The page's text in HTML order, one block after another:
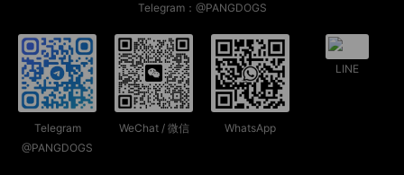
Telegram：@PANGDOGS
Telegram
@PANGDOGS
WeChat / 微信 WhatsApp
LINE